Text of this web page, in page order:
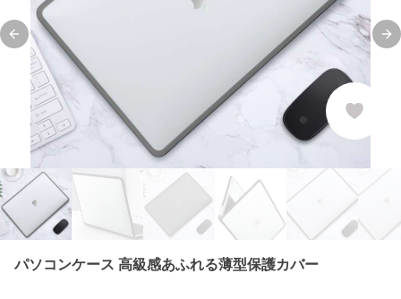
Previous slide
パソコンケース 高級感あふれる薄型保護カバー